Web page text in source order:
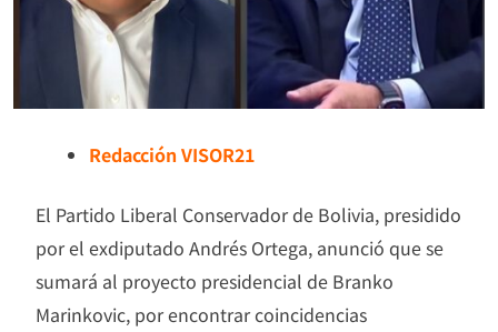
Redacción VISOR21
El Partido Liberal Conservador de Bolivia, presidido
por el exdiputado Andrés Ortega, anunció que se
sumará al proyecto presidencial de Branko
Marinkovic, por encontrar coincidencias